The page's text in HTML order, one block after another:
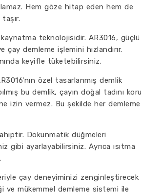
Hem göze hitap eden hem de
teknolojisidir. AR3016, güçlü
demleme işlemini hızlandırır.
keyifle tüketebilirsiniz.
özel tasarlanmış demlik
bu demlik, çayın doğal tadını
izin vermez. Bu şekilde her demleme
Dokunmatik düğmeleri
gibi ayarlayabilirsiniz. Ayrıca ısıtma
çay deneyiminizi zenginleştirecek
ve mükemmel demleme sistemi ile